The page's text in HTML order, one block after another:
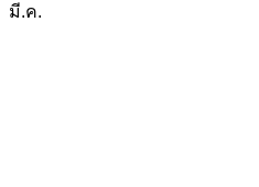
มี.ค.